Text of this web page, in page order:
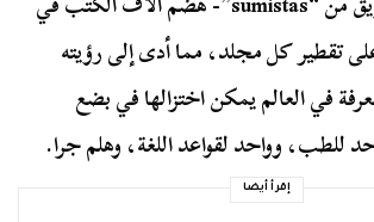
تقطير كل مجلد، مما أدى إلى رؤيته
في العالم يمكن اختزالها في بضع
وواحد لقواعد اللغة، وهلم جرا.
إقرأ أيضا